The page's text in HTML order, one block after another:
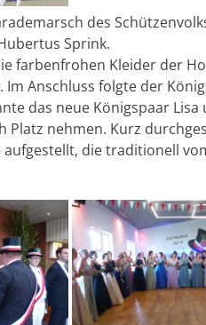
des
Sprink.
farbenfrohen Kleider der
Anschluss folgte der
das neue Königspaar Lisa
Platz nehmen. Kurz
die traditionell